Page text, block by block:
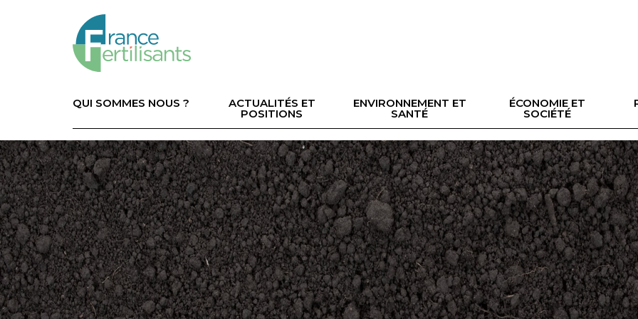
principale
QUI SOMMES NOUS ? ACTUALITÉS ET
POSITIONS
ENVIRONNEMENT ET
SANTÉ
ÉCONOMIE ET
SOCIÉTÉ
Image